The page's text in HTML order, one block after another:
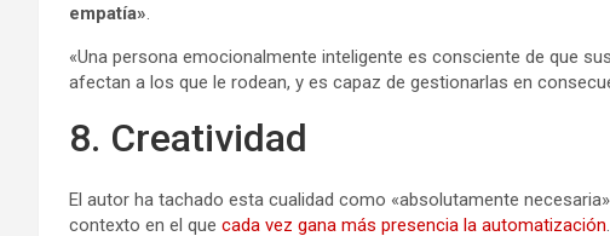
empatía».
«Una persona emocionalmente inteligente es consciente de que
afectan a los que le rodean, y es capaz de gestionarlas en
8. Creatividad
El autor ha tachado esta cualidad como «absolutamente
contexto en el que cada vez gana más presencia la automatización.